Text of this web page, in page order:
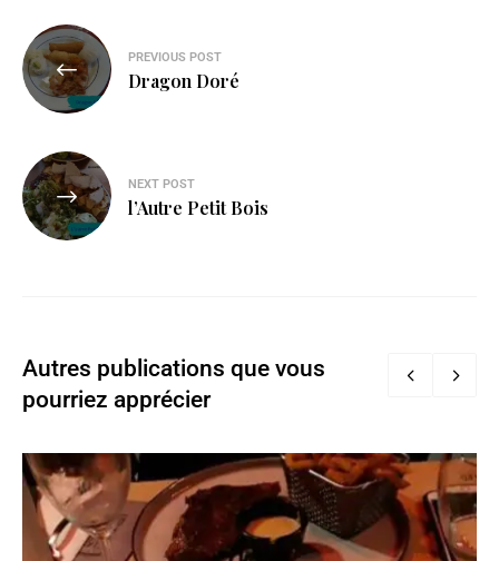
PREVIOUS POST
Dragon Doré
NEXT POST
l’Autre Petit Bois
Autres publications que vous
pourriez apprécier